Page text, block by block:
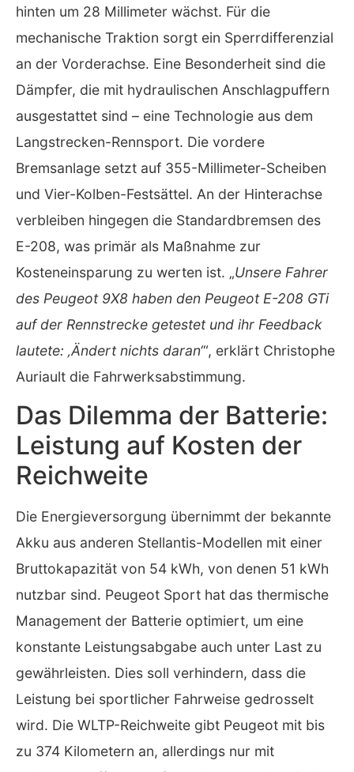
hinten um 28 Millimeter wächst. Für die
mechanische Traktion sorgt ein Sperrdifferenzial
an der Vorderachse. Eine Besonderheit sind die
Dämpfer, die mit hydraulischen Anschlagpuffern
ausgestattet sind – eine Technologie aus dem
Langstrecken-Rennsport. Die vordere
Bremsanlage setzt auf 355-Millimeter-Scheiben
und Vier-Kolben-Festsättel. An der Hinterachse
verbleiben hingegen die Standardbremsen des
E-208, was primär als Maßnahme zur
Kosteneinsparung zu werten ist. „Unsere Fahrer
des Peugeot 9X8 haben den Peugeot E-208 GTi
auf der Rennstrecke getestet und ihr Feedback
lautete: ‚Ändert nichts daran‘“, erklärt Christophe
Auriault die Fahrwerksabstimmung.
Das Dilemma der Batterie:
Leistung auf Kosten der
Reichweite
Die Energieversorgung übernimmt der bekannte
Akku aus anderen Stellantis-Modellen mit einer
Bruttokapazität von 54 kWh, von denen 51 kWh
nutzbar sind. Peugeot Sport hat das thermische
Management der Batterie optimiert, um eine
konstante Leistungsabgabe auch unter Last zu
gewährleisten. Dies soll verhindern, dass die
Leistung bei sportlicher Fahrweise gedrosselt
wird. Die WLTP-Reichweite gibt Peugeot mit bis
zu 374 Kilometern an, allerdings nur mit